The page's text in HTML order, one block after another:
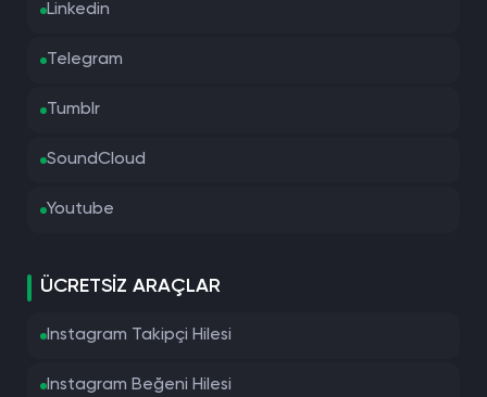
Linkedin
Telegram
Tumblr
SoundCloud
Youtube
ÜCRETSIZ ARAÇLAR
Instagram Takipçi Hilesi
Instagram Beğeni Hilesi